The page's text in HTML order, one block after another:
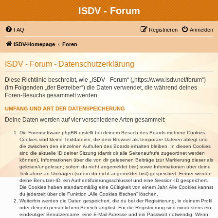
ISDV - Forum
FAQ Anmelden
Registrieren
ISDV-Homepage Foren
ISDV - Forum - Datenschutzerklärung
Diese Richtlinie beschreibt, wie „ISDV - Forum“ („https://www.isdv.net/forum“)
(im Folgenden „der Betreiber“) die Daten verwendet, die während deines
Foren-Besuchs gesammelt werden.
UMFANG UND ART DER DATENSPEICHERUNG
Deine Daten werden auf vier verschiedene Arten gesammelt:
Die Forensoftware phpBB erstellt bei deinem Besuch des Boards mehrere Cookies.
Cookies sind kleine Textdateien, die dein Browser als temporäre Dateien ablegt und
die zwischen den einzelnen Aufrufen des Boards erhalten bleiben. In diesen Cookies
sind die aktuelle ID deiner Sitzung (damit dir alle Seitenaufrufe zugeordnet werden
können), Informationen über die von dir gelesenen Beiträge (zur Markierung dieser als
gelesen/ungelesen; sofern du nicht angemeldet bist) sowie Informationen über deine
Teilnahme an Umfragen (sofern du nicht angemeldet bist) gespeichert. Ferner werden
deine Benutzer-ID, ein Authentifizierungsschlüssel und eine Session-ID gespeichert.
Die Cookies haben standardmäßig eine Gültigkeit von einem Jahr. Alle Cookies kannst
du jederzeit über die Funktion „Alle Cookies löschen“ löschen.
Weiterhin werden die Daten gespeichert, die du bei der Registrierung, in deinem Profil
oder deinem persönlichem Bereich angibst. Für die Registrierung sind mindestens ein
eindeutiger Benutzername, eine E-Mail-Adresse und ein Passwort notwendig. Wenn